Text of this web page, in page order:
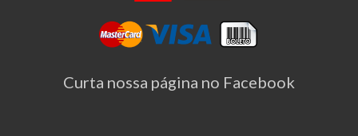
Curta nossa página no Facebook